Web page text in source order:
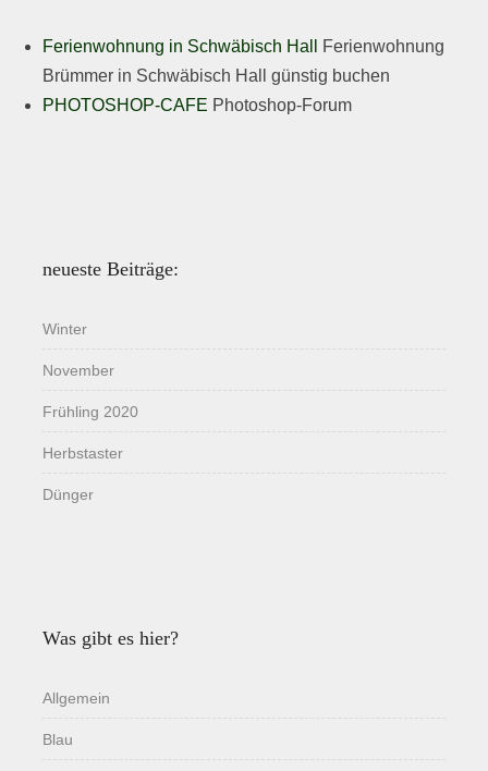
Ferienwohnung in Schwäbisch Hall
Ferienwohnung
Brümmer in Schwäbisch Hall günstig buchen
PHOTOSHOP-CAFE Photoshop-Forum
neueste Beiträge:
Winter
November
Frühling 2020
Herbstaster
Dünger
Was gibt es hier?
Allgemein
Blau